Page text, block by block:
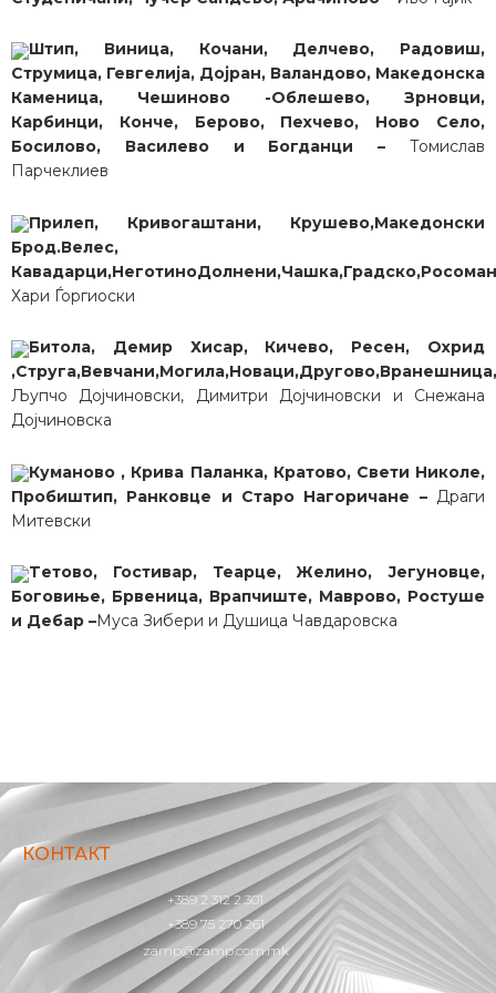
Штип, Виница, Кочани, Делчево, Радовиш,
Струмица, Гевгелија, Дојран, Валандово, Македонска
Каменица, Чешиново -Облешево, Зрновци,
Карбинци, Конче, Берово, Пехчево, Ново Село,
Босилово, Василево и Богданци – Томислав
Парчеклиев
Прилеп, Кривогаштани, Крушево,Македонски
Брод.Велес,
Хари Ѓоргиоски
Битола, Демир Хисар, Кичево, Ресен, Охрид
Љупчо Дојчиновски, Димитри Дојчиновски и Снежана
Дојчиновска
Куманово , Крива Паланка, Кратово, Свети Николе,
Пробиштип, Ранковце и Старо Нагоричане – Драги
Митевски
Tетово, Гостивар, Теарце, Желино, Јегуновце,
Боговиње, Брвеница, Врапчиште, Маврово, Ростуше
и Дебар –Муса Зибери и Душица Чавдаровска
КОНТАКТ
+389 2 312 2 301
+389 75 270 261
zamp@zamp.com.mk